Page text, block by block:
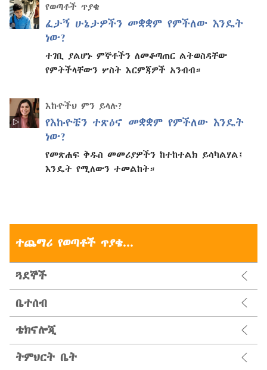
የወጣቶች ጥያቄ
ፈታኝ ሁኔታዎችን መቋቋም የምችለው እንዴት
ነው?
ተገቢ ያልሆኑ ምኞቶችን ለመቆጣጠር ልትወስዳቸው
የምትችላቸውን ሦስት እርምጃዎች አንብብ።
እኩዮችህ ምን ይላሉ?
የእኩዮቼን ተጽዕኖ መቋቋም የምችለው እንዴት
ነው?
የመጽሐፍ ቅዱስ መመሪያዎችን ከተከተልክ ይሳካልሃል፤
እንዴት የሚለውን ተመልከት።
ተጨማሪ የወጣቶች ጥያቄ...
ጓደኞች
ቤተሰብ
ቴክኖሎጂ
ትምህርት ቤት